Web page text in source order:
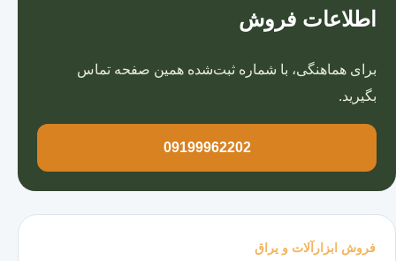
فروش ابزارآلات و یراق
اطلاعات فروش
برای هماهنگی، با شماره ثبت‌شده همین صفحه تماس
بگیرید.
09199962202